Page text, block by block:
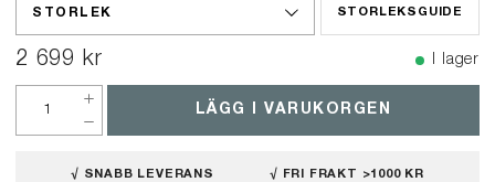
STORLEKSGUIDE
STORLEK
2 699 kr I lager
LÄGG I VARUKORGEN
√ SNABB LEVERANS √ FRI FRAKT >1000 KR